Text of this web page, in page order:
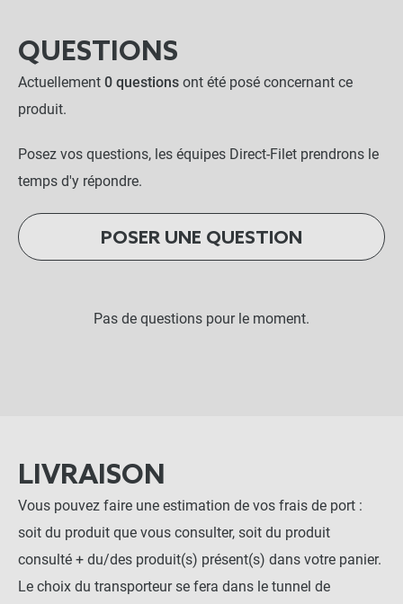
QUESTIONS
Actuellement 0 questions ont été posé concernant ce
produit.
Posez vos questions, les équipes Direct-Filet prendrons le
temps d'y répondre.
POSER UNE QUESTION
Pas de questions pour le moment.
LIVRAISON
Vous pouvez faire une estimation de vos frais de port :
soit du produit que vous consulter, soit du produit
consulté + du/des produit(s) présent(s) dans votre panier.
Le choix du transporteur se fera dans le tunnel de